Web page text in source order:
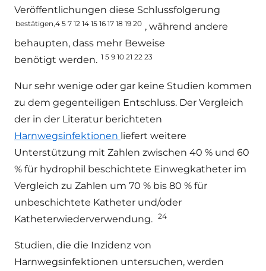
Veröffentlichungen diese Schlussfolgerung
bestätigen,4 5 7 12 14 15 16 17 18 19 20 , während andere
behaupten, dass mehr Beweise
benötigt werden. 1 5 9 10 21 22 23
Nur sehr wenige oder gar keine Studien kommen
zu dem gegenteiligen Entschluss. Der Vergleich
der in der Literatur berichteten
Harnwegsinfektionen liefert weitere
Unterstützung mit Zahlen zwischen 40 % und 60
% für hydrophil beschichtete Einwegkatheter im
Vergleich zu Zahlen um 70 % bis 80 % für
unbeschichtete Katheter und/oder
Katheterwiederverwendung. 24
Studien, die die Inzidenz von
Harnwegsinfektionen untersuchen, werden